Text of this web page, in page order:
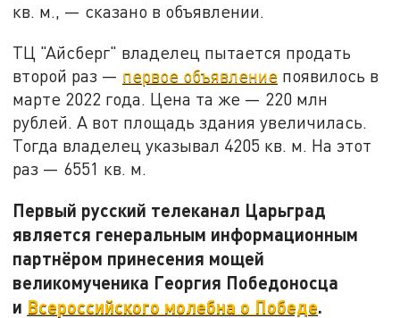
кв. м., — сказано в объявлении.
ТЦ "Айсберг" владелец пытается продать
второй раз — первое объявление появилось в
марте 2022 года. Цена та же — 220 млн
рублей. А вот площадь здания увеличилась.
Тогда владелец указывал 4205 кв. м. На этот
раз — 6551 кв. м.
Первый русский телеканал Царьград
является генеральным информационным
партнёром принесения мощей
великомученика Георгия Победоносца
и Всероссийского молебна о Победе.